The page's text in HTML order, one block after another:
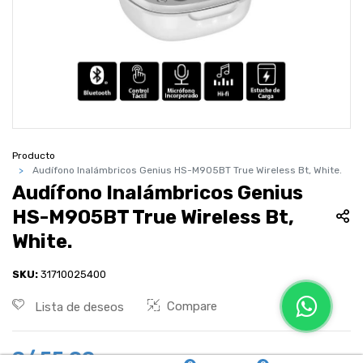
Producto
Audífono Inalámbricos Genius HS-M905BT True Wireless Bt, White.
Audífono Inalámbricos Genius
HS-M905BT True Wireless Bt,
White.
SKU: 31710025400
Lista de deseos Compare